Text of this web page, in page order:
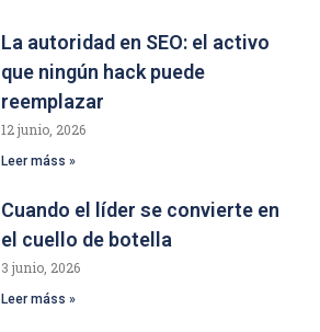
La autoridad en SEO: el activo
que ningún hack puede
reemplazar
12 junio, 2026
Leer máss »
Cuando el líder se convierte en
el cuello de botella
3 junio, 2026
Leer máss »